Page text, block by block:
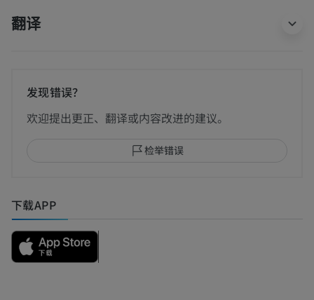
翻译
发现错误？
欢迎提出更正、翻译或内容改进的建议。
检举错误
下载APP